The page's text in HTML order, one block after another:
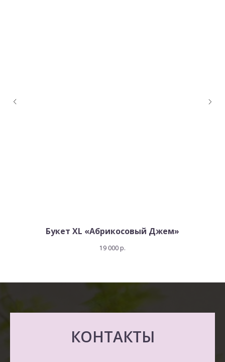
Букет XL «Абрикосовый Джем»
19 000 р.
КОНТАКТЫ